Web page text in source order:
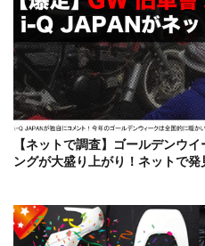
【ネットで調査】ゴールデンウ
ングが大盛り上がり！ネットで